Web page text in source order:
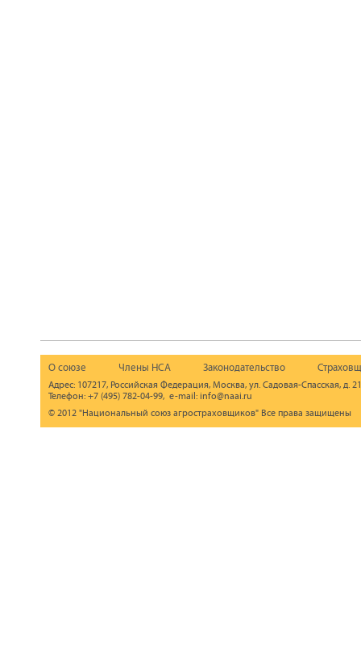
О союзе Члены НСА Законодательство
Адрес: 107217, Российская Федерация, Москва, ул. Садовая-Спасская, д.
Телефон: +7 (495) 782-04-99, e-mail: info@naai.ru
© 2012 "Национальный союз агростраховщиков" Все права защищены